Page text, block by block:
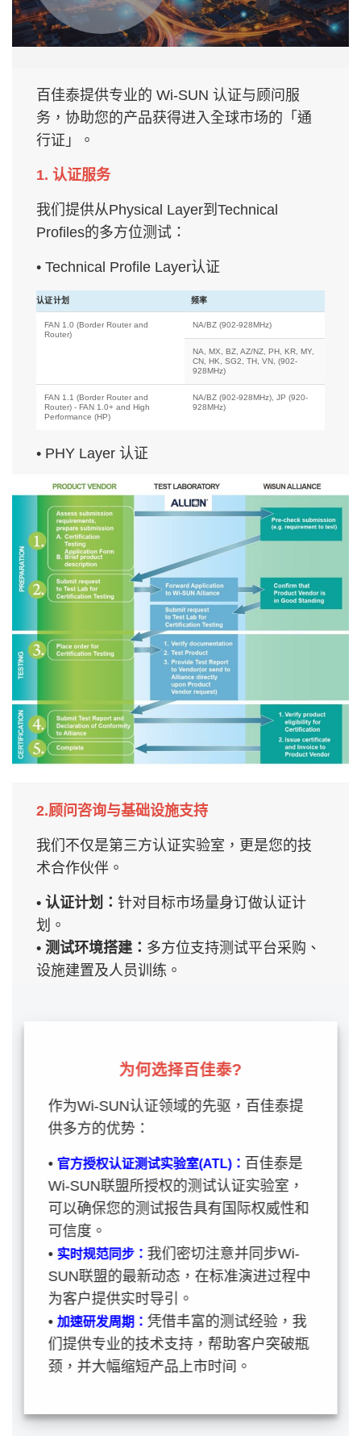
百佳泰提供专业的 Wi-SUN 认证与顾问服
务，协助您的产品获得进入全球市场的「通
行证」。
1. 认证服务
我们提供从Physical Layer到Technical
Profiles的多方位测试：
• Technical Profile Layer认证
认证计划 频率
FAN 1.0 (Border Router and
Router)
NA/BZ (902-928MHz)
NA, MX, BZ, AZ/NZ, PH, KR, MY,
CN, HK, SG2, TH, VN, (902-
928MHz)
FAN 1.1 (Border Router and
Router) - FAN 1.0+ and High
Performance (HP)
NA/BZ (902-928MHz), JP (920-
928MHz)
• PHY Layer 认证
认证计划
PHY for FAN 1.0
Profile
NA/BZ (902-928MHz)
NA, MX, BZ, AZ/NZ, PH, KR, MY, CN, HK, SG2, TH,
PHY for HAN
Profile
JP (920-928MHz)
2.顾问咨询与基础设施支持
我们不仅是第三方认证实验室，更是您的技
术合作伙伴。
• 认证计划： 针对目标市场量身订做认证计
划。
• 测试环境搭建： 多方位支持测试平台采购、
设施建置及人员训练。
为何选择百佳泰?
作为Wi-SUN认证领域的先驱，百佳泰提
供多方的优势：
• 官方授权认证测试实验室(ATL)： 百佳泰是
Wi-SUN联盟所授权的测试认证实验室，
可以确保您的测试报告具有国际权威性和
可信度。
• 实时规范同步： 我们密切注意并同步Wi-
SUN联盟的最新动态，在标准演进过程中
为客户提供实时导引。
• 加速研发周期： 凭借丰富的测试经验，我
们提供专业的技术支持，帮助客户突破瓶
颈，并大幅缩短产品上市时间。